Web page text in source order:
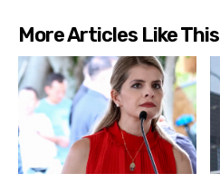
More Articles Like This